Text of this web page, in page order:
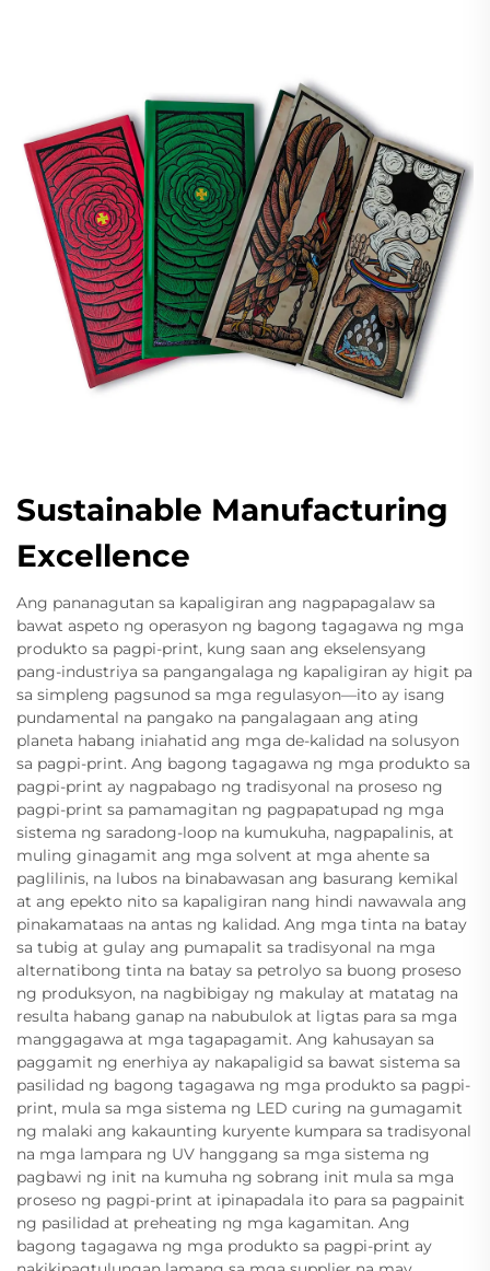
Sustainable Manufacturing
Excellence
Ang pananagutan sa kapaligiran ang nagpapagalaw sa
bawat aspeto ng operasyon ng bagong tagagawa ng mga
produkto sa pagpi-print, kung saan ang ekselensyang
pang-industriya sa pangangalaga ng kapaligiran ay higit pa
sa simpleng pagsunod sa mga regulasyon—ito ay isang
pundamental na pangako na pangalagaan ang ating
planeta habang iniahatid ang mga de-kalidad na solusyon
sa pagpi-print. Ang bagong tagagawa ng mga produkto sa
pagpi-print ay nagpabago ng tradisyonal na proseso ng
pagpi-print sa pamamagitan ng pagpapatupad ng mga
sistema ng saradong-loop na kumukuha, nagpapalinis, at
muling ginagamit ang mga solvent at mga ahente sa
paglilinis, na lubos na binabawasan ang basurang kemikal
at ang epekto nito sa kapaligiran nang hindi nawawala ang
pinakamataas na antas ng kalidad. Ang mga tinta na batay
sa tubig at gulay ang pumapalit sa tradisyonal na mga
alternatibong tinta na batay sa petrolyo sa buong proseso
ng produksyon, na nagbibigay ng makulay at matatag na
resulta habang ganap na nabubulok at ligtas para sa mga
manggagawa at mga tagapagamit. Ang kahusayan sa
paggamit ng enerhiya ay nakapaligid sa bawat sistema sa
pasilidad ng bagong tagagawa ng mga produkto sa pagpi-
print, mula sa mga sistema ng LED curing na gumagamit
ng malaki ang kakaunting kuryente kumpara sa tradisyonal
na mga lampara ng UV hanggang sa mga sistema ng
pagbawi ng init na kumuha ng sobrang init mula sa mga
proseso ng pagpi-print at ipinapadala ito para sa pagpainit
ng pasilidad at preheating ng mga kagamitan. Ang
bagong tagagawa ng mga produkto sa pagpi-print ay